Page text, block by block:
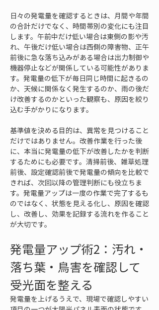
日々の発電量を確認するときは、月間や年間
の合計だけでなく、時間帯別の変化にも注目
します。午前中だけ低い場合は東側の影や汚
れ、午後だけ低い場合は西側の障害物、正午
前後に急な落ち込みがある場合は出力制御や
機器停止などが関係している可能性がありま
す。発電量の低下が毎日同じ時間に起きるの
か、天候に関係なく発生するのか、雨の後だ
け改善するのかといった観察も、原因を絞り
込む手がかりになります。
基準値を決める目的は、異常を見つけること
だけではありません。改善作業を行った後
に、本当に発電量の低下が改善したかを判断
するためにも必要です。清掃前後、雑草処理
前後、設定確認前後で発電量の傾向を比較で
きれば、次回以降の管理判断にも役立ちま
す。発電量アップは一度の作業で完了するも
のではなく、状態を見える化し、原因を確認
し、改善し、効果を記録する流れを作ること
が大切です。
発電量アップ術2：汚れ・
落ち葉・鳥害を確認して
受光面を整える
発電量を上げるうえで、現場で確認しやすい